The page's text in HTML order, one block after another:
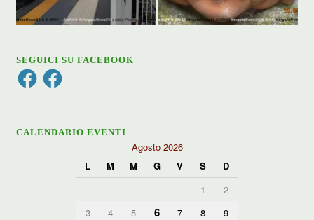
SEGUICI SU FACEBOOK
FacebookFacebook
CALENDARIO EVENTI
Agosto 2026
L
M M G V S
D
1
2
3
4 5 6 7 8
9